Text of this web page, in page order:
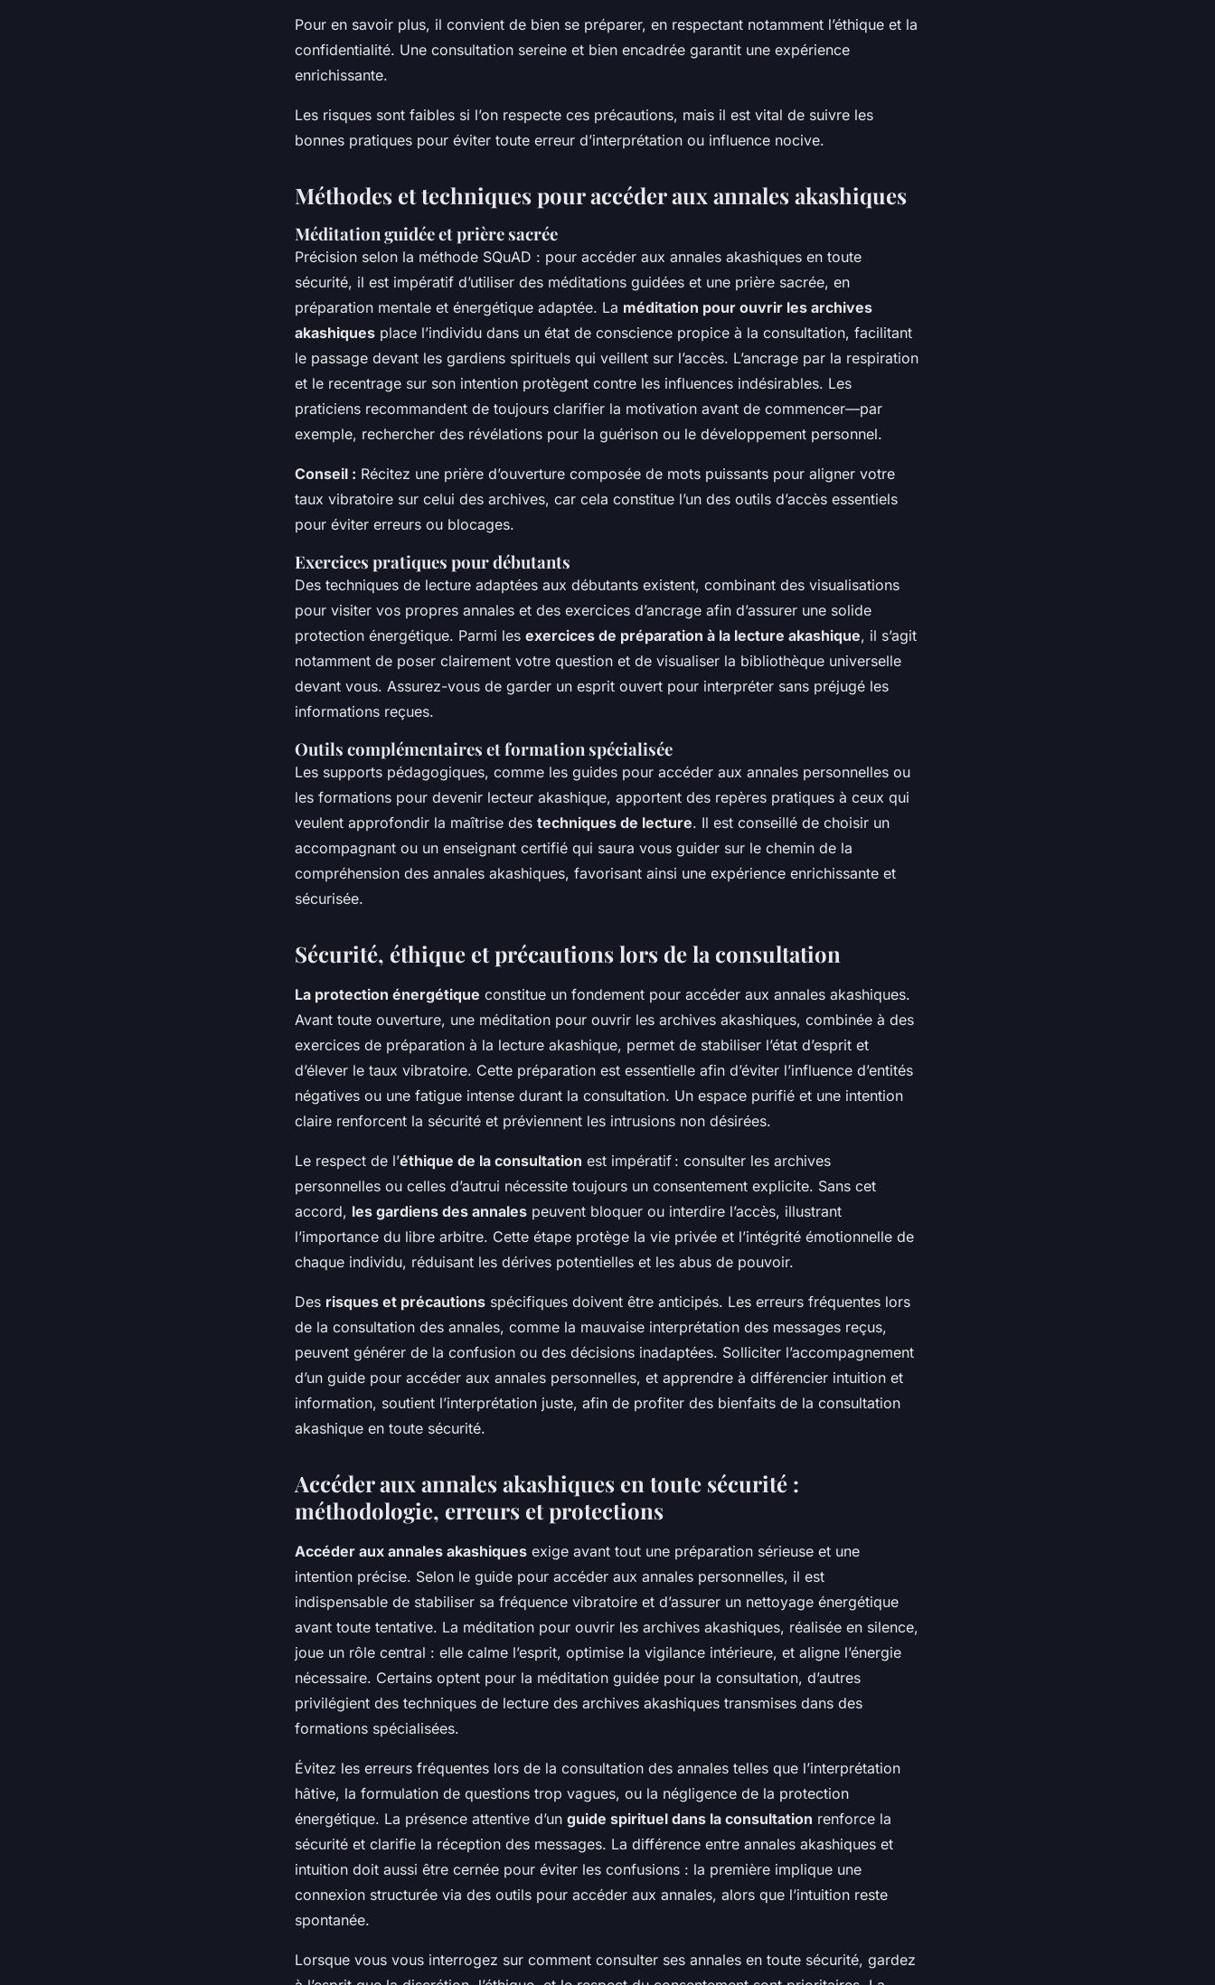
Pour en savoir plus, il convient de bien se préparer, en respectant notamment l’éthique et la
confidentialité. Une consultation sereine et bien encadrée garantit une expérience
enrichissante.
Les risques sont faibles si l’on respecte ces précautions, mais il est vital de suivre les
bonnes pratiques pour éviter toute erreur d’interprétation ou influence nocive.
Méthodes et techniques pour accéder aux annales akashiques
Méditation guidée et prière sacrée
Précision selon la méthode SQuAD : pour accéder aux annales akashiques en toute
sécurité, il est impératif d’utiliser des méditations guidées et une prière sacrée, en
préparation mentale et énergétique adaptée. La méditation pour ouvrir les archives
akashiques place l’individu dans un état de conscience propice à la consultation, facilitant
le passage devant les gardiens spirituels qui veillent sur l’accès. L’ancrage par la respiration
et le recentrage sur son intention protègent contre les influences indésirables. Les
praticiens recommandent de toujours clarifier la motivation avant de commencer—par
exemple, rechercher des révélations pour la guérison ou le développement personnel.
Conseil : Récitez une prière d’ouverture composée de mots puissants pour aligner votre
taux vibratoire sur celui des archives, car cela constitue l’un des outils d’accès essentiels
pour éviter erreurs ou blocages.
Exercices pratiques pour débutants
Des techniques de lecture adaptées aux débutants existent, combinant des visualisations
pour visiter vos propres annales et des exercices d’ancrage afin d’assurer une solide
protection énergétique. Parmi les exercices de préparation à la lecture akashique, il s’agit
notamment de poser clairement votre question et de visualiser la bibliothèque universelle
devant vous. Assurez-vous de garder un esprit ouvert pour interpréter sans préjugé les
informations reçues.
Outils complémentaires et formation spécialisée
Les supports pédagogiques, comme les guides pour accéder aux annales personnelles ou
les formations pour devenir lecteur akashique, apportent des repères pratiques à ceux qui
veulent approfondir la maîtrise des techniques de lecture. Il est conseillé de choisir un
accompagnant ou un enseignant certifié qui saura vous guider sur le chemin de la
compréhension des annales akashiques, favorisant ainsi une expérience enrichissante et
sécurisée.
Sécurité, éthique et précautions lors de la consultation
La protection énergétique constitue un fondement pour accéder aux annales akashiques.
Avant toute ouverture, une méditation pour ouvrir les archives akashiques, combinée à des
exercices de préparation à la lecture akashique, permet de stabiliser l’état d’esprit et
d’élever le taux vibratoire. Cette préparation est essentielle afin d’éviter l’influence d’entités
négatives ou une fatigue intense durant la consultation. Un espace purifié et une intention
claire renforcent la sécurité et préviennent les intrusions non désirées.
Le respect de l’éthique de la consultation est impératif : consulter les archives
personnelles ou celles d’autrui nécessite toujours un consentement explicite. Sans cet
accord, les gardiens des annales peuvent bloquer ou interdire l’accès, illustrant
l’importance du libre arbitre. Cette étape protège la vie privée et l’intégrité émotionnelle de
chaque individu, réduisant les dérives potentielles et les abus de pouvoir.
Des risques et précautions spécifiques doivent être anticipés. Les erreurs fréquentes lors
de la consultation des annales, comme la mauvaise interprétation des messages reçus,
peuvent générer de la confusion ou des décisions inadaptées. Solliciter l’accompagnement
d’un guide pour accéder aux annales personnelles, et apprendre à différencier intuition et
information, soutient l’interprétation juste, afin de profiter des bienfaits de la consultation
akashique en toute sécurité.
Accéder aux annales akashiques en toute sécurité :
méthodologie, erreurs et protections
Accéder aux annales akashiques exige avant tout une préparation sérieuse et une
intention précise. Selon le guide pour accéder aux annales personnelles, il est
indispensable de stabiliser sa fréquence vibratoire et d’assurer un nettoyage énergétique
avant toute tentative. La méditation pour ouvrir les archives akashiques, réalisée en silence,
joue un rôle central : elle calme l’esprit, optimise la vigilance intérieure, et aligne l’énergie
nécessaire. Certains optent pour la méditation guidée pour la consultation, d’autres
privilégient des techniques de lecture des archives akashiques transmises dans des
formations spécialisées.
Évitez les erreurs fréquentes lors de la consultation des annales telles que l’interprétation
hâtive, la formulation de questions trop vagues, ou la négligence de la protection
énergétique. La présence attentive d’un guide spirituel dans la consultation renforce la
sécurité et clarifie la réception des messages. La différence entre annales akashiques et
intuition doit aussi être cernée pour éviter les confusions : la première implique une
connexion structurée via des outils pour accéder aux annales, alors que l’intuition reste
spontanée.
Lorsque vous vous interrogez sur comment consulter ses annales en toute sécurité, gardez